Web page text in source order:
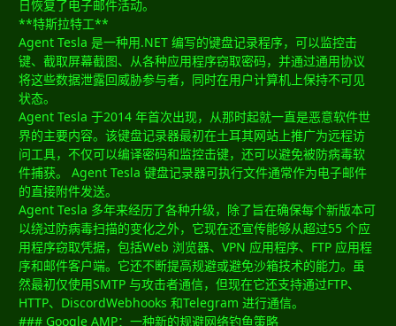
日恢复了电子邮件活动。
**特斯拉特工**
Agent Tesla 是一种用.NET 编写的键盘记录程序，可以监控击
键、截取屏幕截图、从各种应用程序窃取密码，并通过通用协议
将这些数据泄露回威胁参与者，同时在用户计算机上保持不可见
状态。
Agent Tesla 于2014 年首次出现，从那时起就一直是恶意软件世
界的主要内容。该键盘记录器最初在土耳其网站上推广为远程访
问工具，不仅可以编译密码和监控击键，还可以避免被防病毒软
件捕获。 Agent Tesla 键盘记录器可执行文件通常作为电子邮件
的直接附件发送。
Agent Tesla 多年来经历了各种升级，除了旨在确保每个新版本可
以绕过防病毒扫描的变化之外，它现在还宣传能够从超过55 个应
用程序窃取凭据，包括Web 浏览器、VPN 应用程序、FTP 应用程
序和邮件客户端。它还不断提高规避或避免沙箱技术的能力。虽
然最初仅使用SMTP 与攻击者通信，但现在它还支持通过FTP、
HTTP、DiscordWebhooks 和Telegram 进行通信。
### Google AMP：一种新的规避网络钓鱼策略